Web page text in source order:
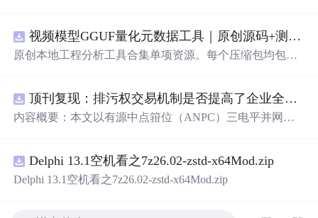
探讨了将强化学习算法QLearning与传统PID控制相结合的
方法，以提升AUV在复杂、时变及非线性水下环境中的自
arning算法在线动态优化PID控制器的比例、积分和微分参
数，从而实现对系统误差、响应速度、超调量等性能指标
的综合优化。通过Matlab仿真实验验证了该复合控制策略
著优势，充分展示了强化学习在智能水下装备自主控制领
域的可行性和应用潜力。; 适合人群：具备自动控制理论基
础、强化学习基础知识及Matlab编程能力的研究生、科研
人员。; 使用场景及目标：①用于水下机器人、无人潜航器
视频模型GGUF量化元数据工具｜原创源码+测试+离线报告
原创本地工程分析工具合集单项资源。每个压缩包均包含
行效果图、README、运行说明、功能清单、MIT License
及原创授权声明。Node.js 18+ 可直接运行，零第三方运行
顶刊复现：排污权交易机制是否提高了企业全要素生产率 -来自中国上市公司的证据（论文+数据）
内容概要：本文以有源中点箝位（ANPC）三电平并网逆
的一体化高性能并网控制策略。通过深入分析ANPC三电
平拓扑在开关损耗均衡、中点电位可控性及输出谐波低等
Delphi 13.1空机看之7z26.02-zstd-x64Mod.zip
Delphi 13.1空机看之7z26.02-zstd-x64Mod.zip